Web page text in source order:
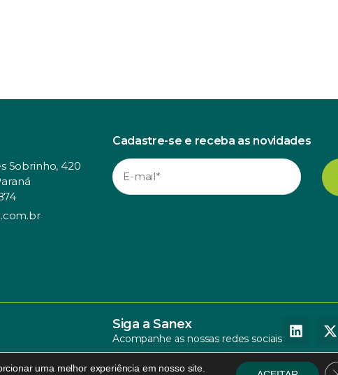
Sobrinho, 420
Cadastre-se e receba as novidades
Siga a Sanex
Acompanhe as nossas redes sociais
uma melhor experiência em nosso site.